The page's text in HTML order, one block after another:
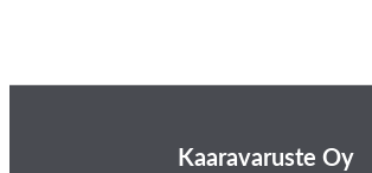
Kaaravaruste Oy